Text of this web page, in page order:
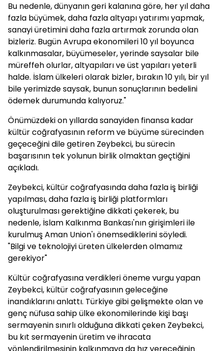
Bu nedenle, dünyanın geri kalanına göre, her yıl daha
fazla büyümek, daha fazla altyapı yatırımı yapmak,
sanayi üretimini daha fazla artırmak zorunda olan
bizleriz. Bugün Avrupa ekonomileri 10 yıl boyunca
kalkınmasalar, büyümeseler, yerinde saysalar bile
müreffeh olurlar, altyapıları ve üst yapıları yeterli
halde. İslam ülkeleri olarak bizler, bırakın 10 yılı, bir yıl
bile yerimizde saysak, bunun sonuçlarının bedelini
ödemek durumunda kalıyoruz."
Önümüzdeki on yıllarda sanayiden finansa kadar
kültür coğrafyasının reform ve büyüme sürecinden
geçeceğini dile getiren Zeybekci, bu sürecin
başarısının tek yolunun birlik olmaktan geçtiğini
açıkladı.
Zeybekci, kültür coğrafyasında daha fazla iş birliği
yapılması, daha fazla iş birliği platformları
oluşturulması gerektiğine dikkati çekerek, bu
nedenle, İslam Kalkınma Bankası'nın girişimleri ile
kurulmuş Aman Union'ı önemsediklerini söyledi.
"Bilgi ve teknolojiyi üreten ülkelerden olmamız
gerekiyor"
Kültür coğrafyasına verdikleri öneme vurgu yapan
Zeybekci, kültür coğrafyasının geleceğine
inandıklarını anlattı. Türkiye gibi gelişmekte olan ve
genç nüfusa sahip ülke ekonomilerinde kişi başı
sermayenin sınırlı olduğuna dikkati çeken Zeybekci,
bu kıt sermayenin üretim ve ihracata